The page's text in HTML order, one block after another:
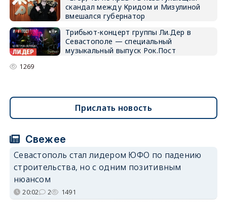
скандал между Кридом и Мизулиной
вмешался губернатор
Трибьют-концерт группы Ли.Дер в
Севастополе — специальный
музыкальный выпуск Рок.Пост
1269
Прислать новость
Свежее
Севастополь стал лидером ЮФО по падению
строительства, но с одним позитивным
нюансом
20:02 2 1491